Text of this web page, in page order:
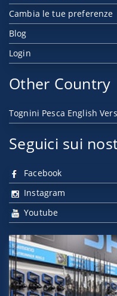
Cambia le tue preferenze
Blog
Login
Other Country
Tognini Pesca English
Seguici sui
Facebook
Instagram
Youtube